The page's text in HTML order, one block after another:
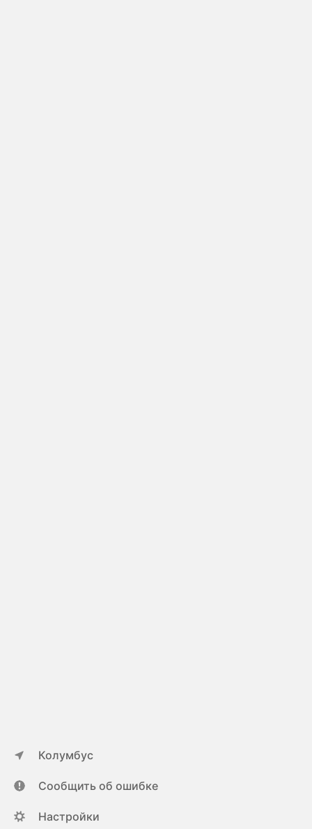
Колумбус
Сообщить об ошибке
Настройки